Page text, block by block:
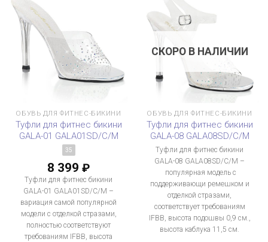
ОБУВЬ ДЛЯ ФИТНЕС-БИКИНИ
Туфли для фитнес бикини
GALA-01 GALA01SD/C/M
35
8 399 ₽
Туфли для фитнес бикини
GALA-01 GALA01SD/C/M –
вариация самой популярной
модели с отделкой стразами,
полностью соответствуют
требованиям IFBB, высота
СКОРО В НАЛИЧИИ
ОБУВЬ ДЛЯ ФИТНЕС-БИКИНИ
Туфли для фитнес бикини
GALA-08 GALA08SD/C/M
Туфли для фитнес бикини
GALA-08 GALA08SD/C/M –
популярная модель с
поддерживающи ремешком и
отделкой стразами,
соответствует требованиям
IFBB, высота подошвы 0,9 см.,
высота каблука 11,5 см.